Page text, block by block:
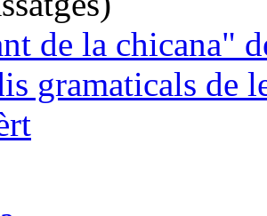
de la chicana"
gramaticals de